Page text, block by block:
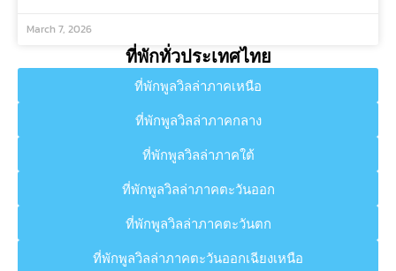
March 7, 2026
ที่พักทั่วประเทศไทย
ที่พักพูลวิลล่าภาคเหนือ
ที่พักพูลวิลล่าภาคกลาง
ที่พักพูลวิลล่าภาคใต้
ที่พักพูลวิลล่าภาคตะวันออก
ที่พักพูลวิลล่าภาคตะวันตก
ที่พักพูลวิลล่าภาคตะวันออกเฉียงเหนือ